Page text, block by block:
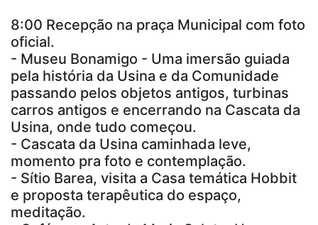
8:00 Recepção na praça Municipal com foto
oficial.
- Museu Bonamigo - Uma imersão guiada
pela história da Usina e da Comunidade
passando pelos objetos antigos, turbinas
carros antigos e encerrando na Cascata da
Usina, onde tudo começou.
- Cascata da Usina caminhada leve,
momento pra foto e contemplação.
- Sítio Barea, visita a Casa temática Hobbit
e proposta terapêutica do espaço,
meditação.